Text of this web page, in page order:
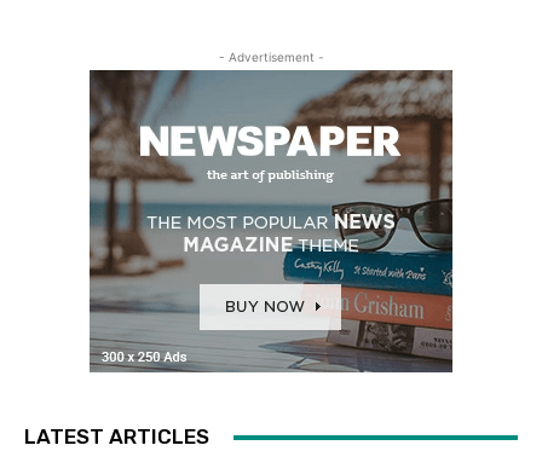
- Advertisement -
LATEST ARTICLES